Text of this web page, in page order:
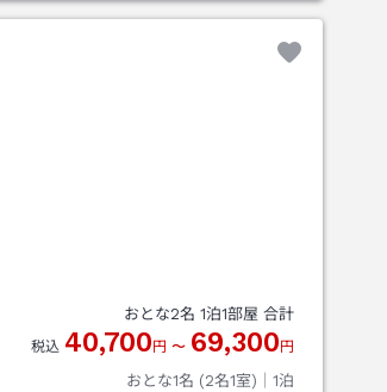
おとな2名 1泊1部屋 合計
税込 40,700円 〜 69,300円
おとな1名 (2名1室)｜ 1泊